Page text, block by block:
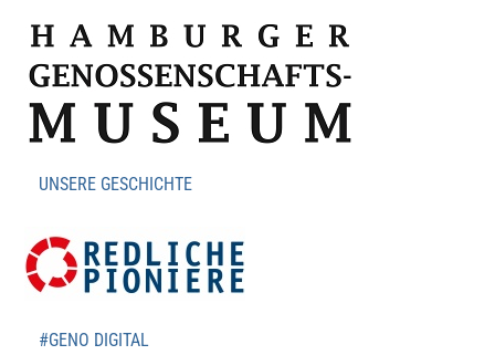
UNSERE GESCHICHTE
#GENO DIGITAL